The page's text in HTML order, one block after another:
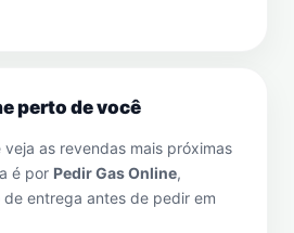
perto de você
as revendas mais próximas
é por Pedir Gas Online,
entrega antes de pedir em